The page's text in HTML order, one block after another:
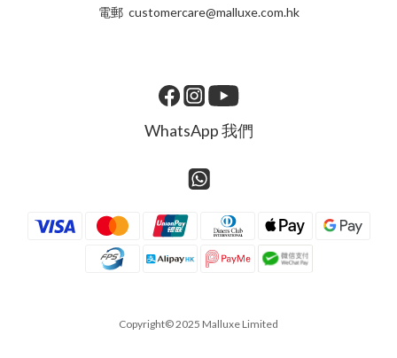
電郵 customercare@malluxe.com.hk
WhatsApp 我們
Copyright© 2025 Malluxe Limited